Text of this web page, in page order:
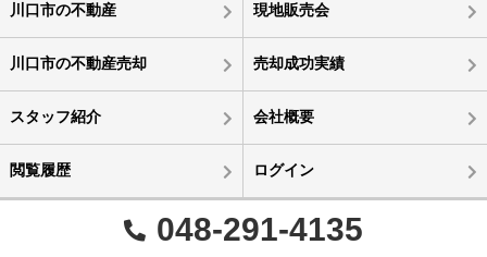
川口市の不動産 現地販売会
川口市の不動産売却 売却成功実績
スタッフ紹介 会社概要
閲覧履歴 ログイン
048-291-4135